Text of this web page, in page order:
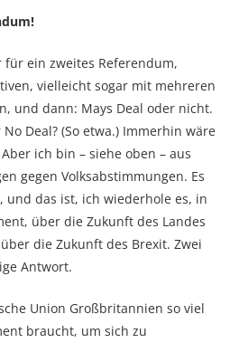
für ein zweites Referendum,
vielleicht sogar mit mehreren
und dann: Mays Deal oder nicht.
Deal? (So etwa.) Immerhin wäre
ich bin – siehe oben – aus
gegen Volksabstimmungen. Es
und das ist, ich wiederhole es, in
über die Zukunft des Landes
die Zukunft des Brexit. Zwei
Antwort.
Union Großbritannien so viel
braucht, um sich zu